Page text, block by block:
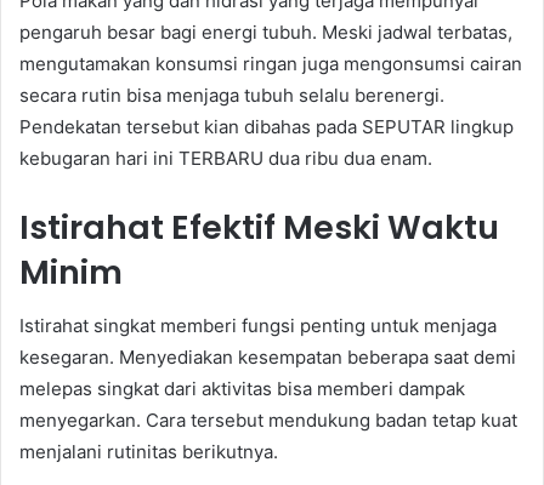
pengaruh besar bagi energi tubuh. Meski jadwal terbatas,
mengutamakan konsumsi ringan juga mengonsumsi cairan
secara rutin bisa menjaga tubuh selalu berenergi.
Pendekatan tersebut kian dibahas pada SEPUTAR lingkup
kebugaran hari ini TERBARU dua ribu dua enam.
Istirahat Efektif Meski Waktu
Minim
Istirahat singkat memberi fungsi penting untuk menjaga
kesegaran. Menyediakan kesempatan beberapa saat demi
melepas singkat dari aktivitas bisa memberi dampak
menyegarkan. Cara tersebut mendukung badan tetap kuat
menjalani rutinitas berikutnya.